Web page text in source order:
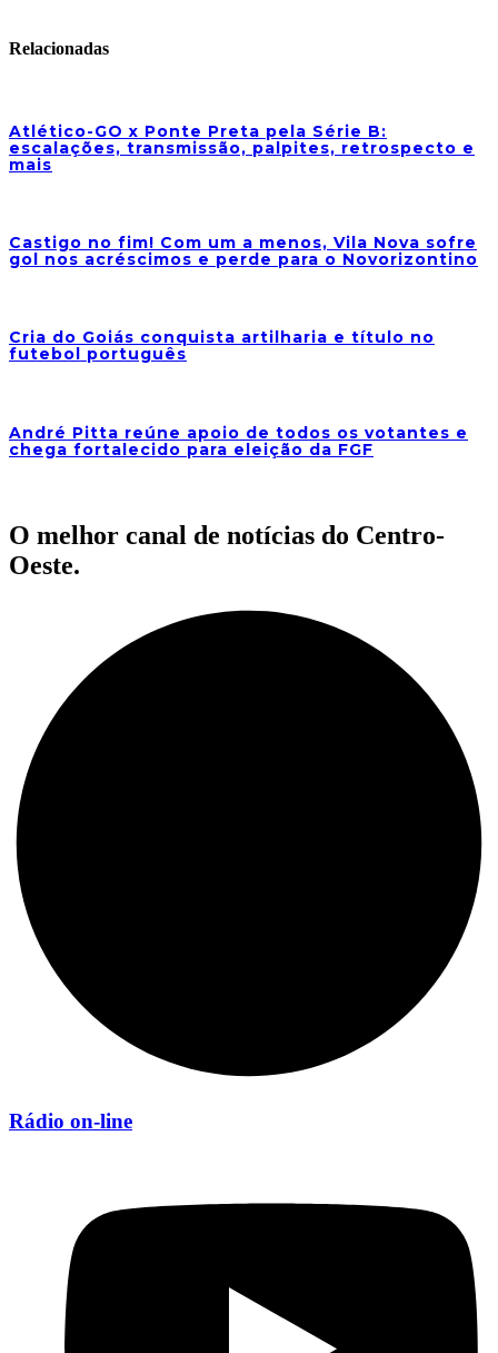
Relacionadas
Atlético-GO x Ponte Preta pela Série B:
escalações, transmissão, palpites, retrospecto e
mais
Castigo no fim! Com um a menos, Vila Nova sofre
gol nos acréscimos e perde para o Novorizontino
Cria do Goiás conquista artilharia e título no
futebol português
André Pitta reúne apoio de todos os votantes e
chega fortalecido para eleição da FGF
O melhor canal de notícias do Centro-
Oeste.
Rádio on-line